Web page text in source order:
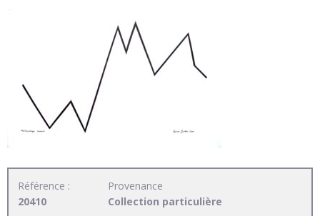
Référence :
20410
Provenance
Collection particulière